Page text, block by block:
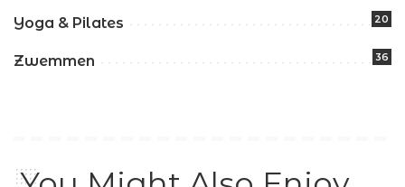
Yoga & Pilates 20
Zwemmen 36